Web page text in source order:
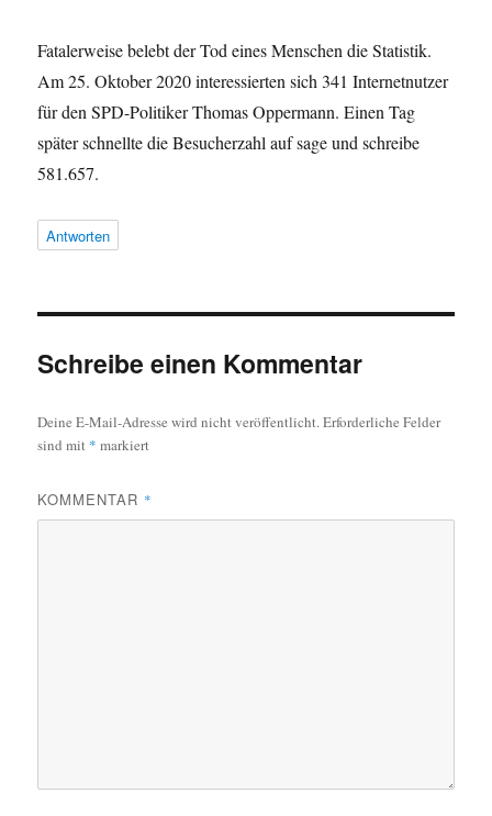
Fatalerweise belebt der Tod eines Menschen die Statistik.
Am 25. Oktober 2020 interessierten sich 341 Internetnutzer
für den SPD-Politiker Thomas Oppermann. Einen Tag
später schnellte die Besucherzahl auf sage und schreibe
581.657.
Antworten
Schreibe einen Kommentar
Deine E-Mail-Adresse wird nicht veröffentlicht.Erforderliche Felder
sind mit * markiert
KOMMENTAR *